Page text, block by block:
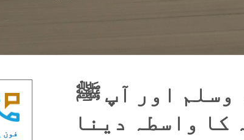
وسلم اور آپ ﷺ
کا واسطہ دینا
فون